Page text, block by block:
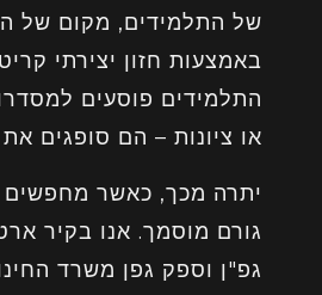
של התלמידים, מקום של
באמצעות חזון יצירתי
התלמידים פוסעים
או ציונות – הם סופגים
יתרה מכך, כאשר
גורם מוסמך. אנו בקיר
גפ"ן וספק גפן משרד